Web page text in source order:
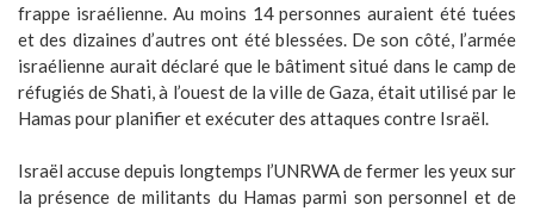
frappe israélienne. Au moins 14 personnes auraient été tuées
et des dizaines d’autres ont été blessées. De son côté, l’armée
israélienne aurait déclaré que le bâtiment situé dans le camp de
réfugiés de Shati, à l’ouest de la ville de Gaza, était utilisé par le
Hamas pour planifier et exécuter des attaques contre Israël.
Israël accuse depuis longtemps l’UNRWA de fermer les yeux sur
la présence de militants du Hamas parmi son personnel et de